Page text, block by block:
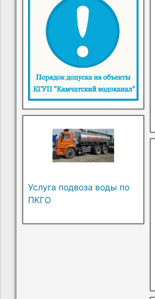
Услуга подвоза воды по
ПКГО